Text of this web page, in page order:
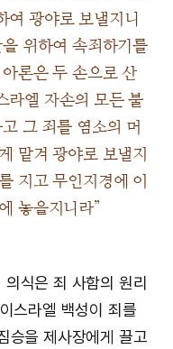
여 광야로 보낼지니
위하여 속죄하기를
론은 두 손으로 산
라엘 자손의 모든 불
그 죄를 염소의 머
맡겨 광야로 보낼지
지고 무인지경에 이
놓을지니라”
식은 죄 사함의 원리
스라엘 백성이 죄를
승을 제사장에게 끌고